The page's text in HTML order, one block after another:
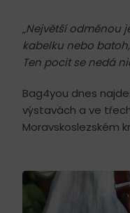
„Největší odměnou
kabelku nebo
Ten pocit se nedá
Bag4you dnes
výstavách a ve
Moravskoslezském